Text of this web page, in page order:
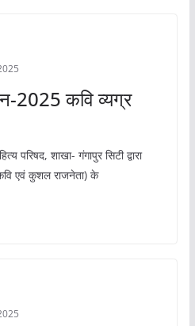
2025 कवि व्यग्र
परिषद, शाखा- गंगापुर सिटी द्वारा
एवं कुशल राजनेता) के